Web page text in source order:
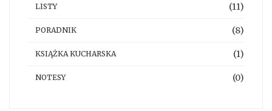
LISTY (11)
PORADNIK (8)
KSIĄŻKA KUCHARSKA (1)
NOTESY (0)